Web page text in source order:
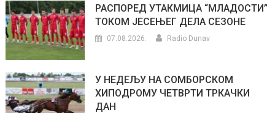
РАСПОРЕД УТАКМИЦА “МЛАДОСТИ”
ТОКОМ ЈЕСЕЊЕГ ДЕЛА СЕЗОНЕ
07.08.2026. Radio Dunav
У НЕДЕЉУ НА СОМБОРСКОМ
ХИПОДРОМУ ЧЕТВРТИ ТРКАЧКИ
ДАН